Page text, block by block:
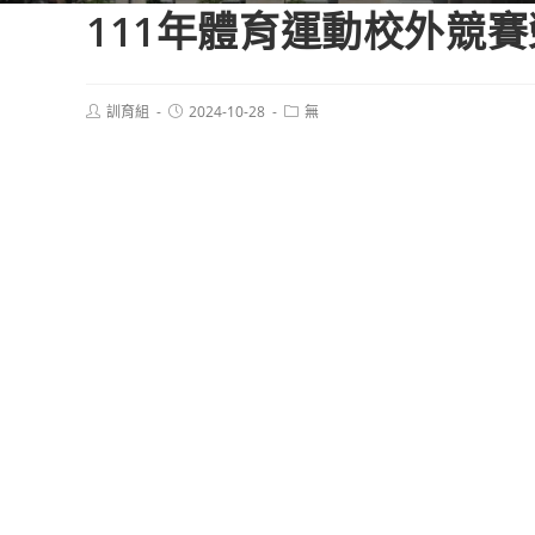
111年體育運動校外競
Post訓育組
Post2024-10-28
Post無